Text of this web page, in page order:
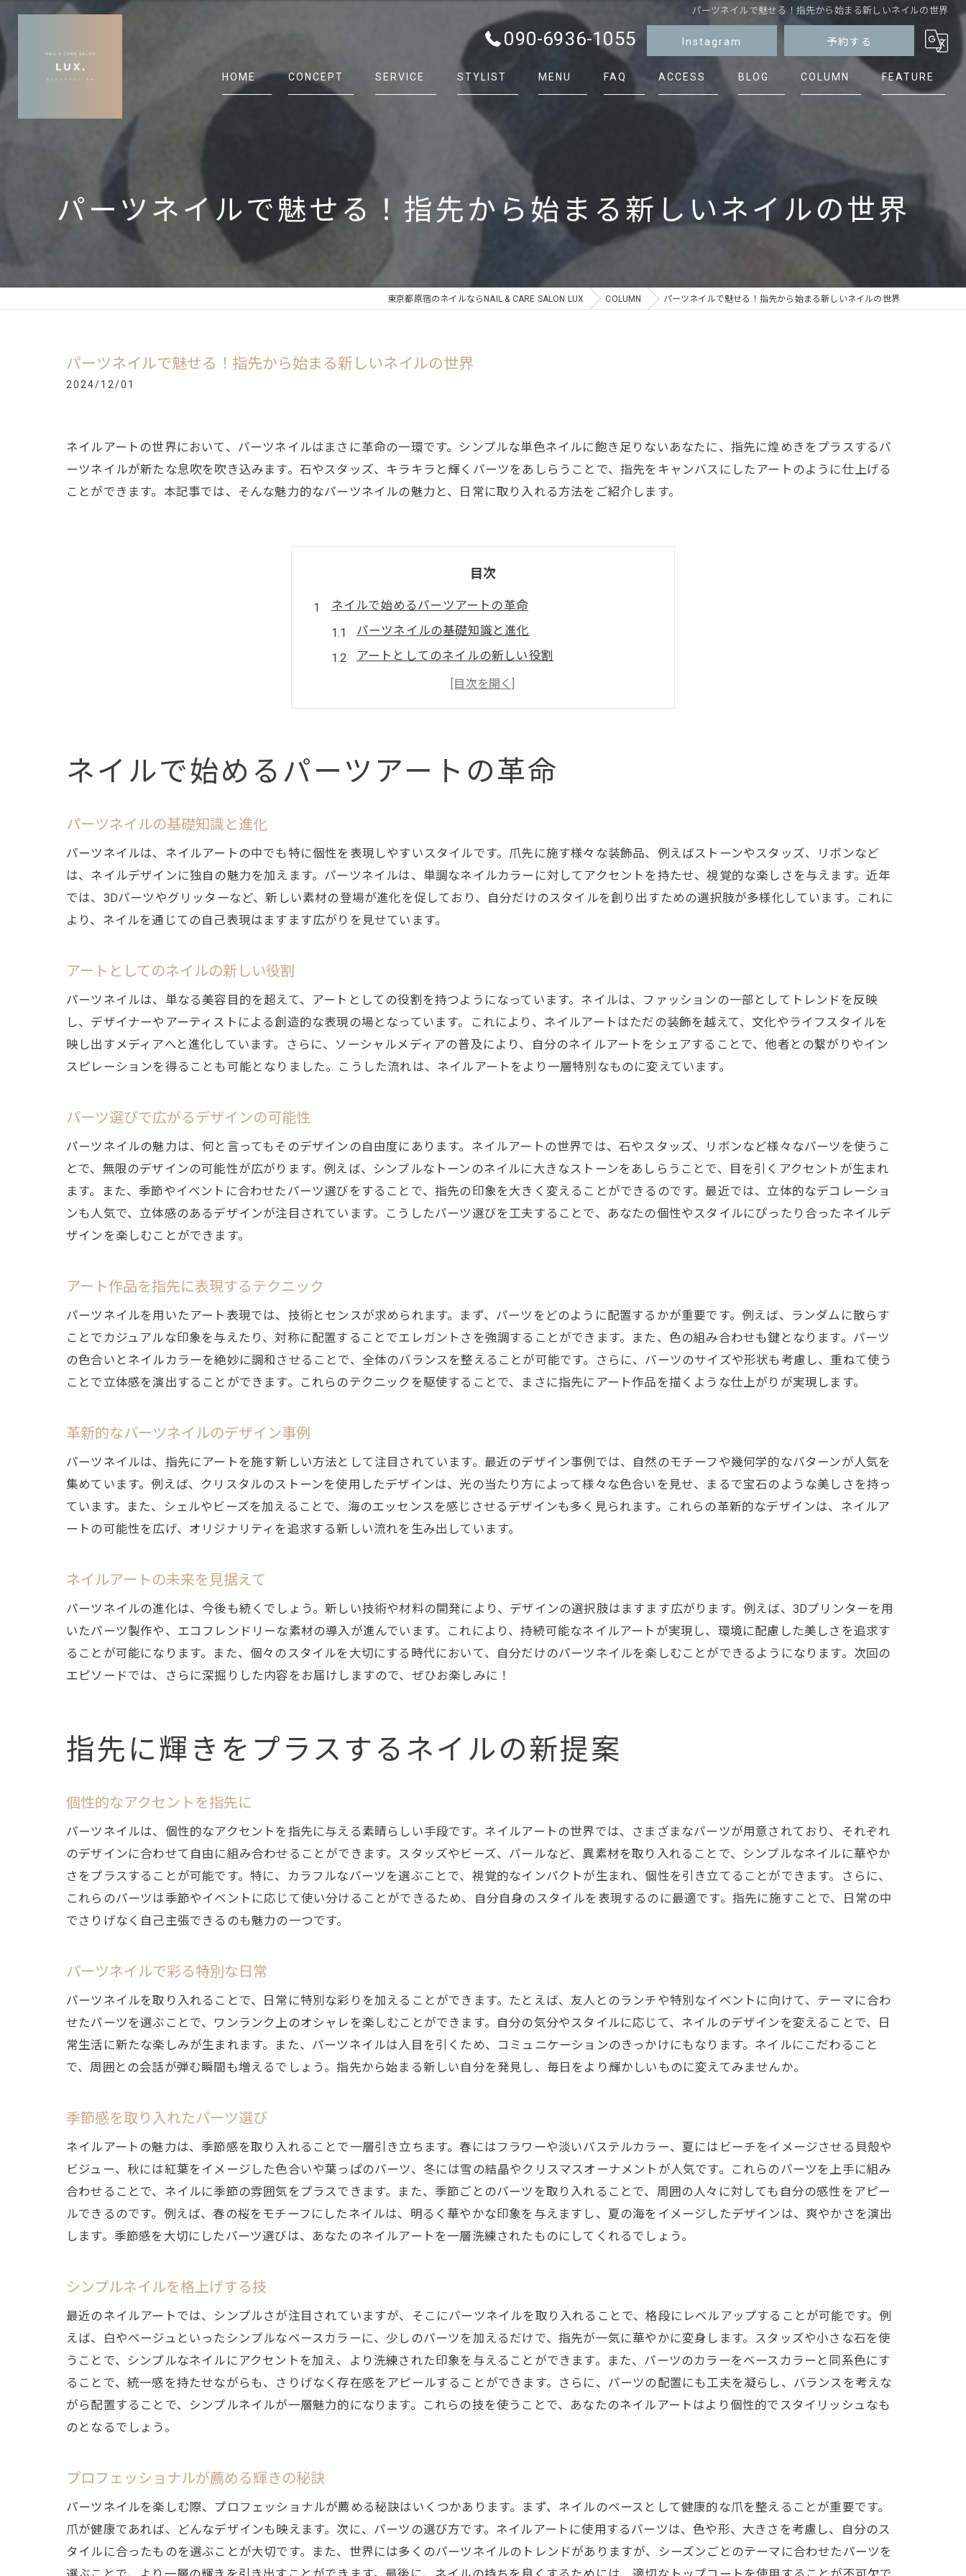
パーツネイルで魅せる！指先から始まる新しいネイルの世界
090-6936-1055 Instagram 予約する
HOME CONCEPT SERVICE STYLIST MENU FAQ ACCESS BLOG COLUMN FEATURE
シンプル
パーツネイルで魅せる！指先から始まる新しいネイルの世界
東京都原宿のネイルならNAIL & CARE SALON LUX COLUMN パーツネイルで魅せる！指先から始まる新しいネイルの世界
パーツネイルで魅せる！指先から始まる新しいネイルの世界
2024/12/01
ネイルアートの世界において、パーツネイルはまさに革命の一環です。シンプルな単色ネイルに飽き足りないあなたに、指先に煌めきをプラスするパ
ーツネイルが新たな息吹を吹き込みます。石やスタッズ、キラキラと輝くパーツをあしらうことで、指先をキャンバスにしたアートのように仕上げる
ことができます。本記事では、そんな魅力的なパーツネイルの魅力と、日常に取り入れる方法をご紹介します。
目次
ネイルで始めるパーツアートの革命
パーツネイルの基礎知識と進化
アートとしてのネイルの新しい役割
パーツ選びで広がるデザインの可能性
アート作品を指先に表現するテクニック
ネイルアートの未来を見据えて
指先に輝きをプラスするネイルの新提案
季節感を取り入れたパーツ選び
シンプルネイルを格上げする技
プロフェッショナルが薦める輝きの秘訣
初心者でも簡単に始められるパーツネイル
パーツ配置で生まれる新たな表現
パーツネイルで手元に変化をプラス
おしゃれ度アップの秘訣はパーツ選び
煌めくパーツネイルで指先をキャンバスに
指先のキャンバス化計画
煌めくパーツで作るオリジナルアート
パーツネイルで表現する四季折々のデザイン
インパクトのあるデザインで周りと差をつける
ネイルアートの新境地パーツネイルの取り入れ方
パーツネイルを取り入れる際の注意点
初心者でも安心の簡単パーツネイル
サロンでのパーツネイル体験
自宅で楽しむセルフパーツネイル
パーツネイルで指先から広がる美しさの世界
個性を引き出すパーツネイル
指先を彩るパーツネイルの新潮流
ネイルで実現する自分らしさとアートの融合
ネイルで表現する自分だけのスタイル
アートを取り入れたネイルの魅力
ネイルで始めるパーツアートの革命
パーツネイルの基礎知識と進化
パーツネイルは、ネイルアートの中でも特に個性を表現しやすいスタイルです。爪先に施す様々な装飾品、例えばストーンやスタッズ、リボンなど
は、ネイルデザインに独自の魅力を加えます。パーツネイルは、単調なネイルカラーに対してアクセントを持たせ、視覚的な楽しさを与えます。近年
では、3Dパーツやグリッターなど、新しい素材の登場が進化を促しており、自分だけのスタイルを創り出すための選択肢が多様化しています。これに
より、ネイルを通じての自己表現はますます広がりを見せています。
アートとしてのネイルの新しい役割
パーツネイルは、単なる美容目的を超えて、アートとしての役割を持つようになっています。ネイルは、ファッションの一部としてトレンドを反映
し、デザイナーやアーティストによる創造的な表現の場となっています。これにより、ネイルアートはただの装飾を越えて、文化やライフスタイルを
映し出すメディアへと進化しています。さらに、ソーシャルメディアの普及により、自分のネイルアートをシェアすることで、他者との繋がりやイン
スピレーションを得ることも可能となりました。こうした流れは、ネイルアートをより一層特別なものに変えています。
パーツ選びで広がるデザインの可能性
パーツネイルの魅力は、何と言ってもそのデザインの自由度にあります。ネイルアートの世界では、石やスタッズ、リボンなど様々なパーツを使うこ
とで、無限のデザインの可能性が広がります。例えば、シンプルなトーンのネイルに大きなストーンをあしらうことで、目を引くアクセントが生まれ
ます。また、季節やイベントに合わせたパーツ選びをすることで、指先の印象を大きく変えることができるのです。最近では、立体的なデコレーショ
ンも人気で、立体感のあるデザインが注目されています。こうしたパーツ選びを工夫することで、あなたの個性やスタイルにぴったり合ったネイルデ
ザインを楽しむことができます。
アート作品を指先に表現するテクニック
パーツネイルを用いたアート表現では、技術とセンスが求められます。まず、パーツをどのように配置するかが重要です。例えば、ランダムに散らす
ことでカジュアルな印象を与えたり、対称に配置することでエレガントさを強調することができます。また、色の組み合わせも鍵となります。パーツ
の色合いとネイルカラーを絶妙に調和させることで、全体のバランスを整えることが可能です。さらに、パーツのサイズや形状も考慮し、重ねて使う
ことで立体感を演出することができます。これらのテクニックを駆使することで、まさに指先にアート作品を描くような仕上がりが実現します。
革新的なパーツネイルのデザイン事例
パーツネイルは、指先にアートを施す新しい方法として注目されています。最近のデザイン事例では、自然のモチーフや幾何学的なパターンが人気を
集めています。例えば、クリスタルのストーンを使用したデザインは、光の当たり方によって様々な色合いを見せ、まるで宝石のような美しさを持っ
ています。また、シェルやビーズを加えることで、海のエッセンスを感じさせるデザインも多く見られます。これらの革新的なデザインは、ネイルア
ートの可能性を広げ、オリジナリティを追求する新しい流れを生み出しています。
ネイルアートの未来を見据えて
パーツネイルの進化は、今後も続くでしょう。新しい技術や材料の開発により、デザインの選択肢はますます広がります。例えば、3Dプリンターを用
いたパーツ製作や、エコフレンドリーな素材の導入が進んでいます。これにより、持続可能なネイルアートが実現し、環境に配慮した美しさを追求す
ることが可能になります。また、個々のスタイルを大切にする時代において、自分だけのパーツネイルを楽しむことができるようになります。次回の
エピソードでは、さらに深掘りした内容をお届けしますので、ぜひお楽しみに！
指先に輝きをプラスするネイルの新提案
個性的なアクセントを指先に
パーツネイルは、個性的なアクセントを指先に与える素晴らしい手段です。ネイルアートの世界では、さまざまなパーツが用意されており、それぞれ
のデザインに合わせて自由に組み合わせることができます。スタッズやビーズ、パールなど、異素材を取り入れることで、シンプルなネイルに華やか
さをプラスすることが可能です。特に、カラフルなパーツを選ぶことで、視覚的なインパクトが生まれ、個性を引き立てることができます。さらに、
これらのパーツは季節やイベントに応じて使い分けることができるため、自分自身のスタイルを表現するのに最適です。指先に施すことで、日常の中
でさりげなく自己主張できるのも魅力の一つです。
パーツネイルで彩る特別な日常
パーツネイルを取り入れることで、日常に特別な彩りを加えることができます。たとえば、友人とのランチや特別なイベントに向けて、テーマに合わ
せたパーツを選ぶことで、ワンランク上のオシャレを楽しむことができます。自分の気分やスタイルに応じて、ネイルのデザインを変えることで、日
常生活に新たな楽しみが生まれます。また、パーツネイルは人目を引くため、コミュニケーションのきっかけにもなります。ネイルにこだわること
で、周囲との会話が弾む瞬間も増えるでしょう。指先から始まる新しい自分を発見し、毎日をより輝かしいものに変えてみませんか。
季節感を取り入れたパーツ選び
ネイルアートの魅力は、季節感を取り入れることで一層引き立ちます。春にはフラワーや淡いパステルカラー、夏にはビーチをイメージさせる貝殻や
ビジュー、秋には紅葉をイメージした色合いや葉っぱのパーツ、冬には雪の結晶やクリスマスオーナメントが人気です。これらのパーツを上手に組み
合わせることで、ネイルに季節の雰囲気をプラスできます。また、季節ごとのパーツを取り入れることで、周囲の人々に対しても自分の感性をアピー
ルできるのです。例えば、春の桜をモチーフにしたネイルは、明るく華やかな印象を与えますし、夏の海をイメージしたデザインは、爽やかさを演出
します。季節感を大切にしたパーツ選びは、あなたのネイルアートを一層洗練されたものにしてくれるでしょう。
シンプルネイルを格上げする技
最近のネイルアートでは、シンプルさが注目されていますが、そこにパーツネイルを取り入れることで、格段にレベルアップすることが可能です。例
えば、白やベージュといったシンプルなベースカラーに、少しのパーツを加えるだけで、指先が一気に華やかに変身します。スタッズや小さな石を使
うことで、シンプルなネイルにアクセントを加え、より洗練された印象を与えることができます。また、パーツのカラーをベースカラーと同系色にす
ることで、統一感を持たせながらも、さりげなく存在感をアピールすることができます。さらに、パーツの配置にも工夫を凝らし、バランスを考えな
がら配置することで、シンプルネイルが一層魅力的になります。これらの技を使うことで、あなたのネイルアートはより個性的でスタイリッシュなも
のとなるでしょう。
プロフェッショナルが薦める輝きの秘訣
パーツネイルを楽しむ際、プロフェッショナルが薦める秘訣はいくつかあります。まず、ネイルのベースとして健康的な爪を整えることが重要です。
爪が健康であれば、どんなデザインも映えます。次に、パーツの選び方です。ネイルアートに使用するパーツは、色や形、大きさを考慮し、自分のス
タイルに合ったものを選ぶことが大切です。また、世界には多くのパーツネイルのトレンドがありますが、シーズンごとのテーマに合わせたパーツを